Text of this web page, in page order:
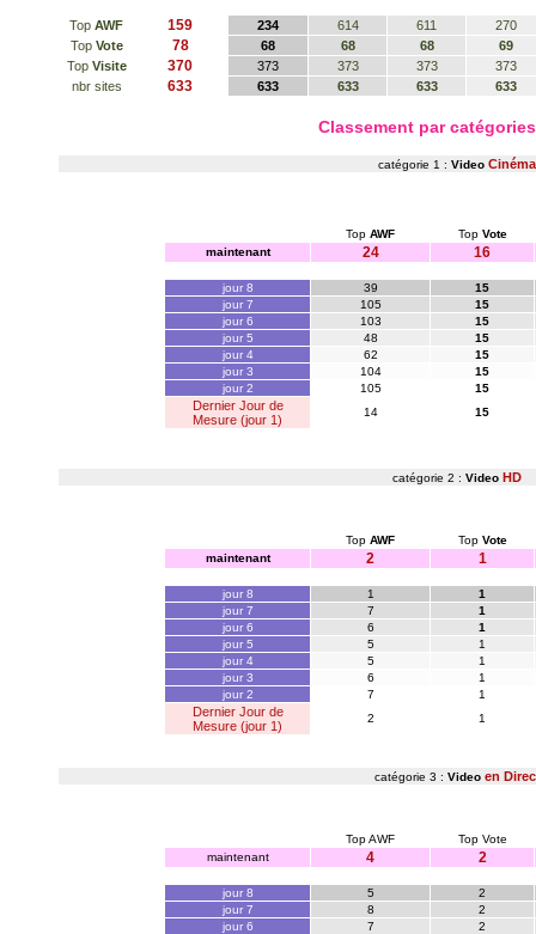
Top AWF 159 234 614 611
270
Top Vote 78 68 68 68
69
Top Visite 370 373 373 373
373
nbr sites
633 633 633 633 633
Classement par
catégorie 1 : Video Cinéma
Top AWF Top Vote
maintenant
24 16
jour 8 39
15
jour 7
105
15
jour 6
103
15
jour 5
48
15
jour 4
62
15
jour 3
104
15
jour 2
105 15
Dernier Jour de
Mesure (jour 1)
14 15
catégorie 2 : Video HD
Top AWF Top Vote
maintenant
2 1
jour 8 1
1
jour 7
7
1
jour 6
6
1
jour 5
5
1
jour 4
5
1
jour 3
6
1
jour 2
7 1
Dernier Jour de
Mesure (jour 1)
2 1
catégorie 3 : Video en
Top AWF
Top Vote
maintenant
4 2
jour 8 5
2
jour 7
8
2
jour 6
7
2